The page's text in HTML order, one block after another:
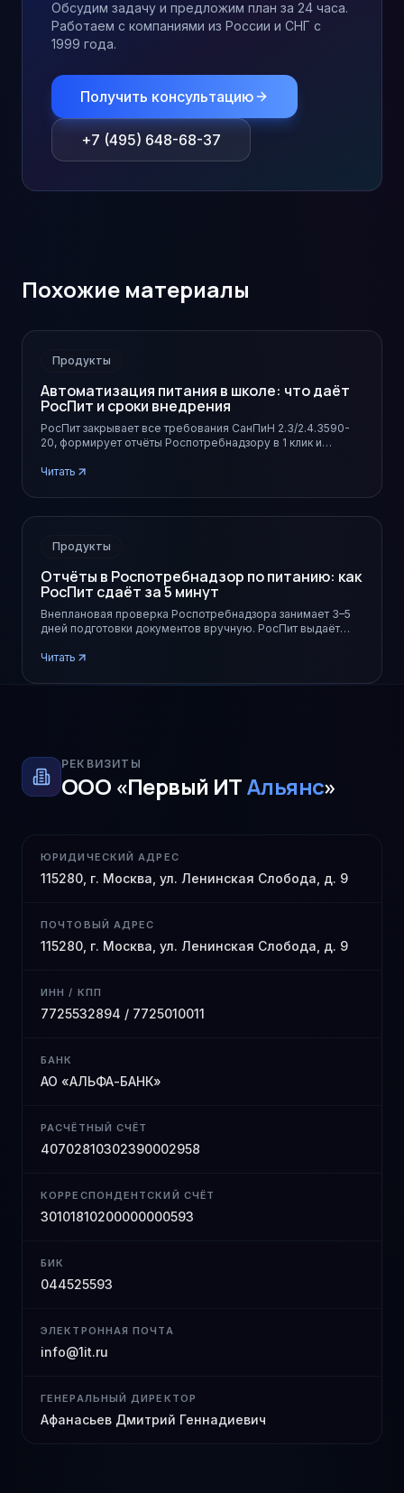
Обсудим задачу и предложим план за 24 часа.
Работаем с компаниями из России и СНГ с
1999 года.
Получить консультацию
+7 (495) 648-68-37
Похожие материалы
Продукты
Автоматизация питания в школе: что даёт
РосПит и сроки внедрения
РосПит закрывает все требования СанПиН 2.3/2.4.3590-
20, формирует отчёты Роспотребнадзору в 1 клик и
Читать
Продукты
Отчёты в Роспотребнадзор по питанию: как
РосПит сдаёт за 5 минут
Внеплановая проверка Роспотребнадзора занимает 3–5
дней подготовки документов вручную. РосПит выдаёт
ФЗ.
Читать
РЕКВИЗИТЫ
ООО «Первый ИТАльянс»
ЮРИДИЧЕСКИЙ АДРЕС
115280, г. Москва, ул. Ленинская Слобода, д. 9
ПОЧТОВЫЙ АДРЕС
115280, г. Москва, ул. Ленинская Слобода, д. 9
ИНН / КПП
7725532894 / 7725010011
БАНК
АО «АЛЬФА-БАНК»
РАСЧЁТНЫЙ СЧЁТ
40702810302390002958
КОРРЕСПОНДЕНТСКИЙ СЧЁТ
30101810200000000593
БИК
044525593
ЭЛЕКТРОННАЯ ПОЧТА
info@1it.ru
ГЕНЕРАЛЬНЫЙ ДИРЕКТОР
Афанасьев Дмитрий Геннадиевич